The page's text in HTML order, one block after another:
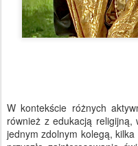
W kontekście różnych
również z edukacją religijną,
jednym zdolnym kolegą,